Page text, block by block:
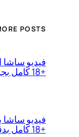
POSTS
فيديو ساشا
+18 كامل بجودة عالية
فيديو ساشا
+18 كامل بدقة عالية